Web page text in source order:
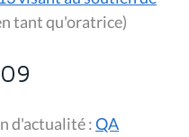
(en tant qu'oratrice)
Question d'actualité :QA